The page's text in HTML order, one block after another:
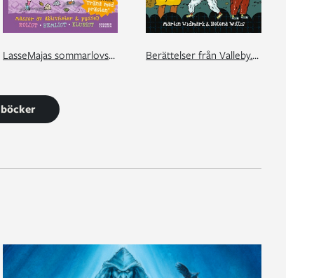
LasseMajas sommarlovsbok. Träna med Prästen Berättelser från Valleby. Den försvunna katten